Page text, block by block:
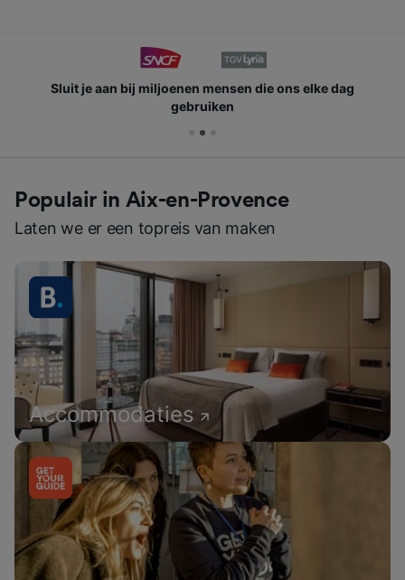
Sluit je aan bij miljoenen mensen die ons elke dag
gebruiken
Populair in Aix-en-Provence
Laten we er een topreis van maken
Accommodaties